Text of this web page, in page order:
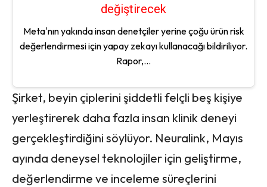
değiştirecek
Meta'nın yakında insan denetçiler yerine çoğu ürün risk
değerlendirmesi için yapay zekayı kullanacağı bildiriliyor.
Rapor,...
Şirket, beyin çiplerini şiddetli felçli beş kişiye
yerleştirerek daha fazla insan klinik deneyi
gerçekleştirdiğini söylüyor. Neuralink, Mayıs
ayında deneysel teknolojiler için geliştirme,
değerlendirme ve inceleme süreçlerini